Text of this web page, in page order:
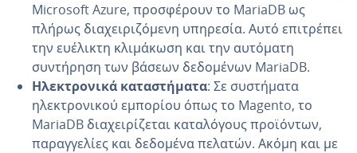
Microsoft Azure, προσφέρουν το MariaDB ως
πλήρως διαχειριζόμενη υπηρεσία. Αυτό επιτρέπει
την ευέλικτη κλιμάκωση και την αυτόματη
συντήρηση των βάσεων δεδομένων MariaDB.
Ηλεκτρονικά καταστήματα: Σε συστήματα
ηλεκτρονικού εμπορίου όπως το Magento, το
MariaDB διαχειρίζεται καταλόγους προϊόντων,
παραγγελίες και δεδομένα πελατών. Ακόμη και με